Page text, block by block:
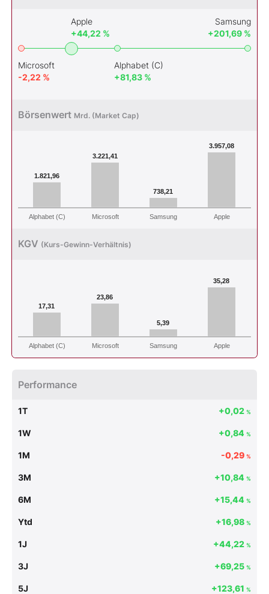
Microsoft
-2,22 %
Apple
+44,22 %
Alphabet (C)
+81,83 %
Samsung
+201,69 %
Börsenwert Mrd. (Market Cap)
1.821,96
3.221,41
738,21
3.957,08
Alphabet (C) Microsoft Samsung Apple
KGV (Kurs-Gewinn-Verhältnis)
17,31
23,86
5,39
35,28
Alphabet (C) Microsoft Samsung Apple
Performance
1T +0,02 %
1W +0,84 %
1M -0,29 %
3M +10,84 %
6M +15,44 %
Ytd +16,98 %
1J +44,22 %
3J +69,25 %
5J +123,61 %